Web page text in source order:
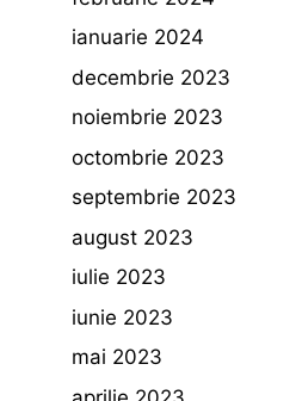
ianuarie 2024
decembrie 2023
noiembrie 2023
octombrie 2023
septembrie 2023
august 2023
iulie 2023
iunie 2023
mai 2023